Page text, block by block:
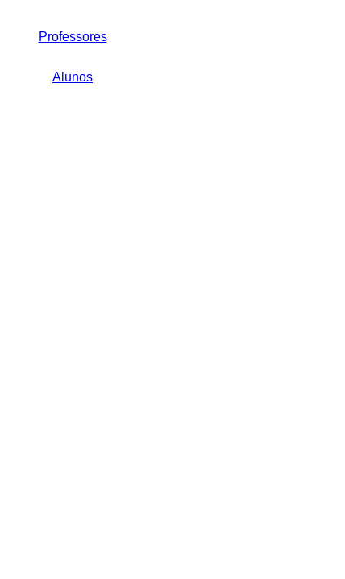
Professores
Alunos